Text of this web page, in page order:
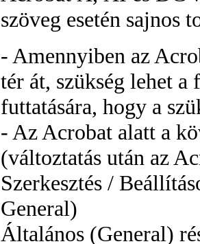
szöveg esetén sajnos
- Amennyiben az
tér át, szükség lehet
futtatására, hogy a
- Az Acrobat alatt a
(változtatás után az
Szerkesztés /
General)
Általános (General)